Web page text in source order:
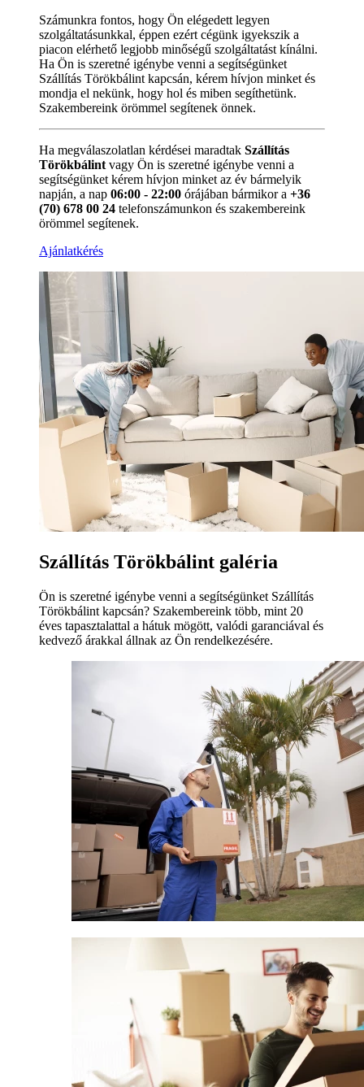
Számunkra fontos, hogy Ön elégedett legyen
szolgáltatásunkkal, éppen ezért cégünk igyekszik a
piacon elérhető legjobb minőségű szolgáltatást kínálni.
Ha Ön is szeretné igénybe venni a segítségünket
Szállítás Törökbálint kapcsán, kérem hívjon minket és
mondja el nekünk, hogy hol és miben segíthetünk.
Szakembereink örömmel segítenek önnek.
Ha megválaszolatlan kérdései maradtak Szállítás
Törökbálint vagy Ön is szeretné igénybe venni a
segítségünket kérem hívjon minket az év bármelyik
napján, a nap 06:00 - 22:00 órájában bármikor a +36
(70) 678 00 24 telefonszámunkon és szakembereink
örömmel segítenek.
Ajánlatkérés
Szállítás Törökbálint galéria
Ön is szeretné igénybe venni a segítségünket Szállítás
Törökbálint kapcsán? Szakembereink több, mint 20
éves tapasztalattal a hátuk mögött, valódi garanciával és
kedvező árakkal állnak az Ön rendelkezésére.